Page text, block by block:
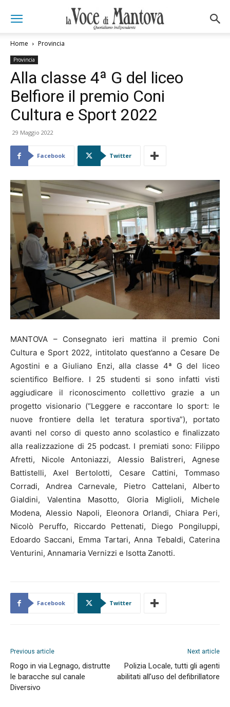
Home Provincia
Provincia
Alla classe 4ª G del liceo
Belfiore il premio Coni
Cultura e Sport 2022
29 Maggio 2022
Facebook Twitter
MANTOVA – Consegnato ieri mattina il premio Coni
Cultura e Sport 2022, intitolato quest’anno a Cesare De
Agostini e a Giuliano Enzi, alla classe 4ª G del liceo
scientifico Belfiore. I 25 studenti si sono infatti visti
aggiudicare il riconoscimento collettivo grazie a un
progetto visionario (“Leggere e raccontare lo sport: le
nuove frontiere della let teratura sportiva”), portato
avanti nel corso di questo anno scolastico e finalizzato
alla realizzazione di 25 podcast. I premiati sono: Filippo
Afretti, Nicole Antoniazzi, Alessio Balistreri, Agnese
Battistelli, Axel Bertolotti, Cesare Cattini, Tommaso
Corradi, Andrea Carnevale, Pietro Cattelani, Alberto
Gialdini, Valentina Masotto, Gloria Miglioli, Michele
Modena, Alessio Napoli, Eleonora Orlandi, Chiara Peri,
Nicolò Peruffo, Riccardo Pettenati, Diego Pongiluppi,
Edoardo Saccani, Emma Tartari, Anna Tebaldi, Caterina
Venturini, Annamaria Vernizzi e Isotta Zanotti.
Facebook Twitter
Previous article
Rogo in via Legnago, distrutte
le baracche sul canale
Diversivo
Next article
Polizia Locale, tutti gli agenti
abilitati all’uso del defibrillatore